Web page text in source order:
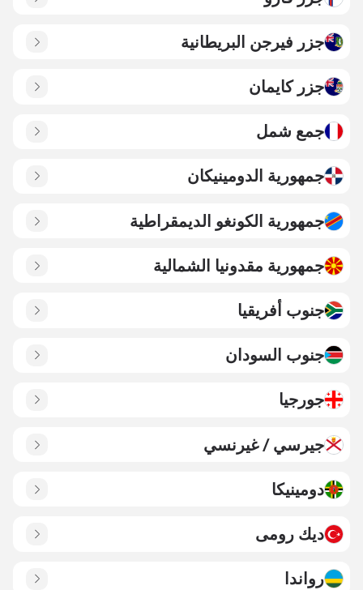
جزر فيرجن البريطانية
جزر كايمان
جمع شمل
جمهورية الدومينيكان
جمهورية الكونغو الديمقراطية
جمهورية مقدونيا الشمالية
جنوب أفريقيا
جنوب السودان
جورجيا
جيرسي / غيرنسي
دومينيكا
ديك رومى
رواندا